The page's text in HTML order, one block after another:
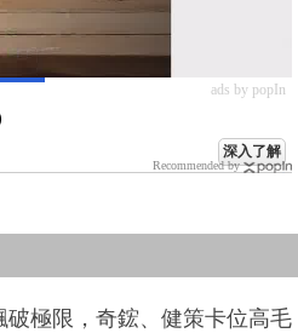
ads by popIn
深入了解
Recommended by
極限，奇鋐、健策卡位高毛